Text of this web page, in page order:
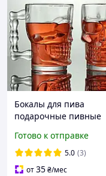
Бокалы для пива
подарочные пивные
пивной бокал набор
пивных бокалов в виде
черепа с черепом
Готово к отправке
5.0 (3)
от35₴/мес